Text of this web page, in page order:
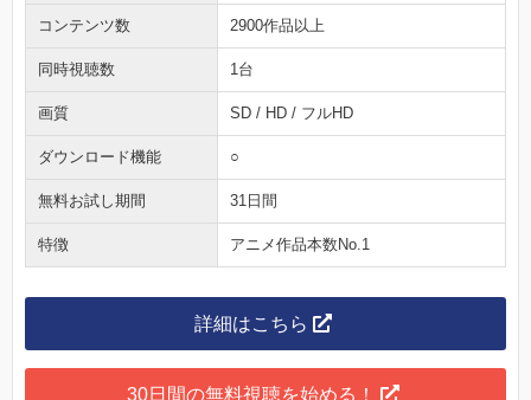
コンテンツ数 2900作品以上
同時視聴数 1台
画質 SD / HD / フルHD
ダウンロード機能 ○
無料お試し期間 31日間
特徴 アニメ作品本数No.1
詳細はこちら
30日間の無料視聴を始める！